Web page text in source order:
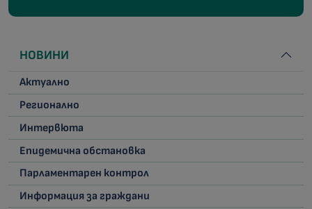
НОВИНИ
Актуално
Регионално
Интервюта
Епидемична обстановка
Парламентарен контрол
Информация за граждани